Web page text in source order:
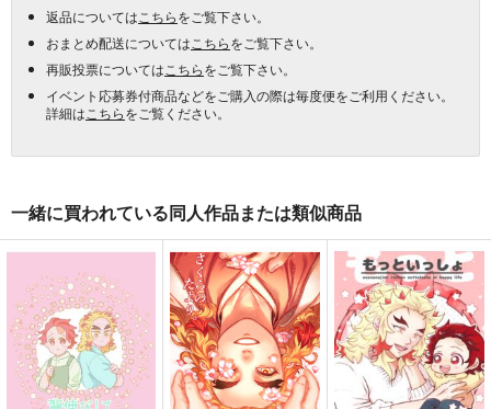
返品については こちらをご覧下さい。
おまとめ配送については こちらをご覧下さい。
再販投票については こちらをご覧下さい。
イベント応募券付商品などをご購入の際は毎度便をご利用ください。
詳細は こちらをご覧ください。
一緒に買われている同人作品または類似商品